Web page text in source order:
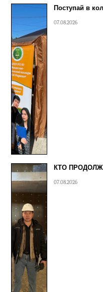
Поступай в
07.08.2026
КТО
07.08.2026